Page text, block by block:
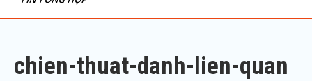
chien-thuat-danh-lien-quan